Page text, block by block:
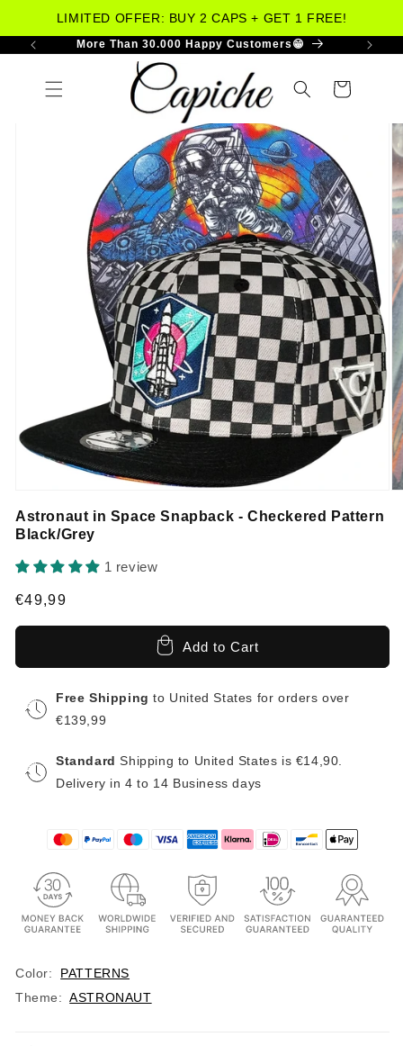
LIMITED OFFER: BUY 2 CAPS + GET 1 FREE!
Skip to
More Than 30.000 Happy Customers😁
Cart
Astronaut in Space Snapback - Checkered Pattern
Black/Grey
1 review
Regular
€49,99
Add to Cart
Free Shippingto United States for orders over
€139,99
StandardShipping to United States is €14,90.
Delivery in 4 to 14 Business days
Color:
PATTERNS
Theme: ASTRONAUT